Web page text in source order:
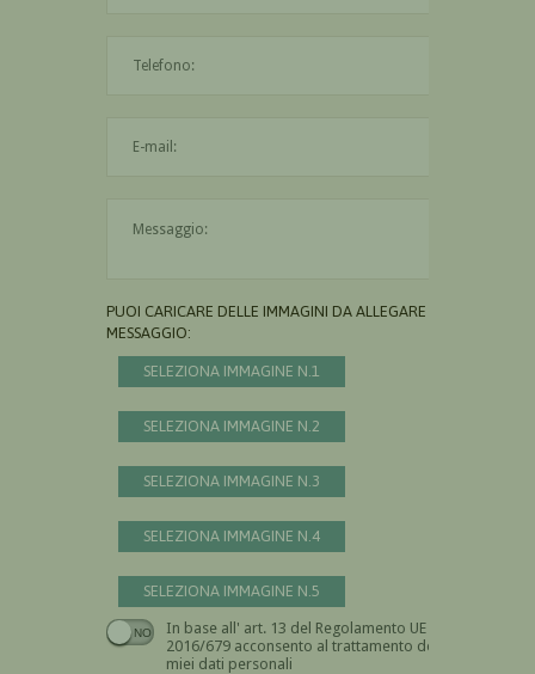
PUOI CARICARE DELLE IMMAGINI DA ALLEGARE AL
MESSAGGIO:
SELEZIONA IMMAGINE N.1
SELEZIONA IMMAGINE N.2
SELEZIONA IMMAGINE N.3
SELEZIONA IMMAGINE N.4
SELEZIONA IMMAGINE N.5
In base all' art. 13 del Regolamento UE n.
2016/679 acconsento al trattamento dei
miei dati personali
Devi dare il consenso